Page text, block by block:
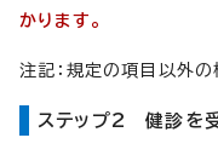
かります。
注記：規定の項目以外
ステップ2 健診を